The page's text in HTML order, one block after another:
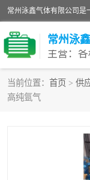
常州泳
主营：
当前位置： 首页 > 供
高纯氩气
高纯氦气
环氧乙烷灭菌剂